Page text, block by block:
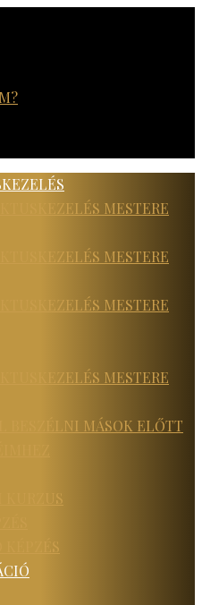
MESTERE
MESTERE
MESTERE
MESTERE
BESZÉLNI MÁSOK ELŐTT
KURZUS
KÉPZÉS